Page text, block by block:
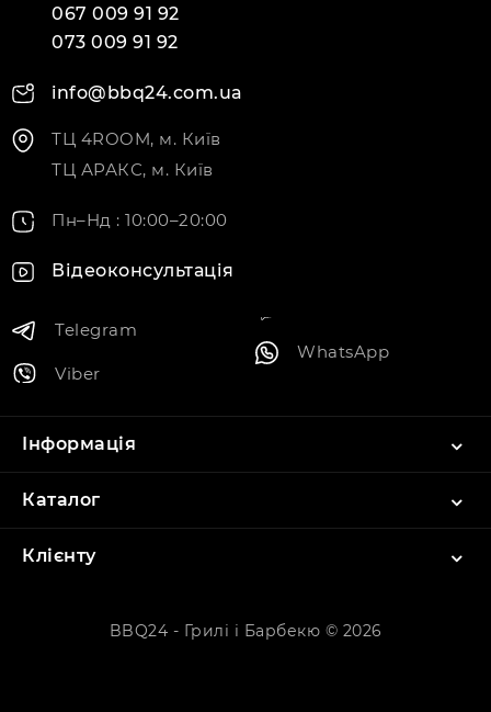
067 009 91 92
073 009 91 92
info@bbq24.com.ua
ТЦ 4ROOM, м. Київ
ТЦ АРАКС, м. Київ
Пн–Нд : 10:00–20:00
Відеоконсультація
Telegram
Viber
WhatsApp
Інформація
Каталог
Клієнту
BBQ24 - Грилі і Барбекю © 2026